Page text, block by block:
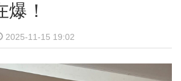
！
2025-11-15 19:02